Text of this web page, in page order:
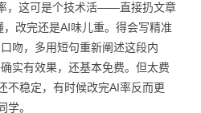
，这可是个技术活——直接扔文章
，改完还是AI味儿重。得会写精准
吻，多用短句重新阐述这段内
实有效果，还基本免费。但太费
不稳定，有时候改完AI率反而更
学。